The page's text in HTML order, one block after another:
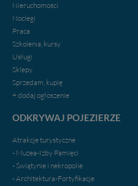
Nieruchomości
Noclegi
Praca
Szkolenia, kursy
Usługi
Sklepy
Sprzedam, kupię
+ dodaj ogłoszenie
ODKRYWAJ POJEZIERZE
Atrakcje turystyczne
- Muzea-Izby Pamięci
- Świątynie i nekropolie
- Architektura-Fortyfikacje